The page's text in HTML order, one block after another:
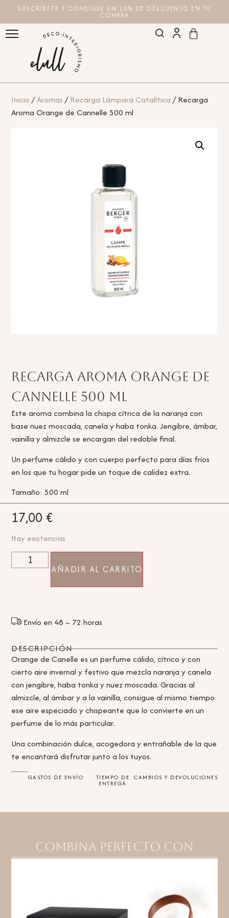
SUSCRÍBETE Y CONSIGUE UN 10% DE DESCUENTO EN TU
COMPRA
Inicio/Aromas/Recarga Lámpara Catalítica/ Recarga
Aroma Orange de Cannelle 500 ml
Recarga Aroma Orange de
Cannelle 500 ml
Este aroma combina la chispa cítrica de la naranja con
base nuez moscada, canela y haba tonka. Jengibre, ámbar,
vainilla y almizcle se encargan del redoble final.
Un perfume cálido y con cuerpo perfecto para días fríos
en los que tu hogar pide un toque de calidez extra.
Tamaño: 500 ml
17,00 €
Hay existencias
AÑADIR AL CARRITO
Envío en 48 – 72 horas
DESCRIPCIÓN
Orange de Canelle es un perfume cálido, cítrico y con
cierto aire invernal y festivo que mezcla naranja y canela
con jengibre, haba tonka y nuez moscada. Gracias al
almizcle, al ámbar y a la vainilla, consigue al mismo tiempo
ese aire especiado y chispeante que lo convierte en un
perfume de lo más particular.
Una combinación dulce, acogedora y entrañable de la que
te encantará disfrutar junto a los tuyos.
GASTOS DE ENVÍO TIEMPO DE
ENTREGA
CAMBIOS Y DEVOLUCIONES
Combina perfecto con